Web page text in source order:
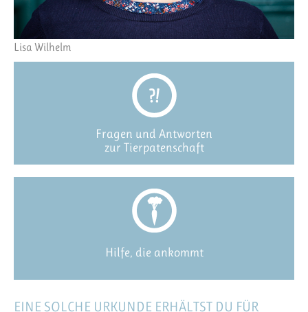
Lisa Wilhelm
Fragen und Antworten
zur Tierpatenschaft
Hilfe, die ankommt
EINE SOLCHE URKUNDE ERHÄLTST DU FÜR